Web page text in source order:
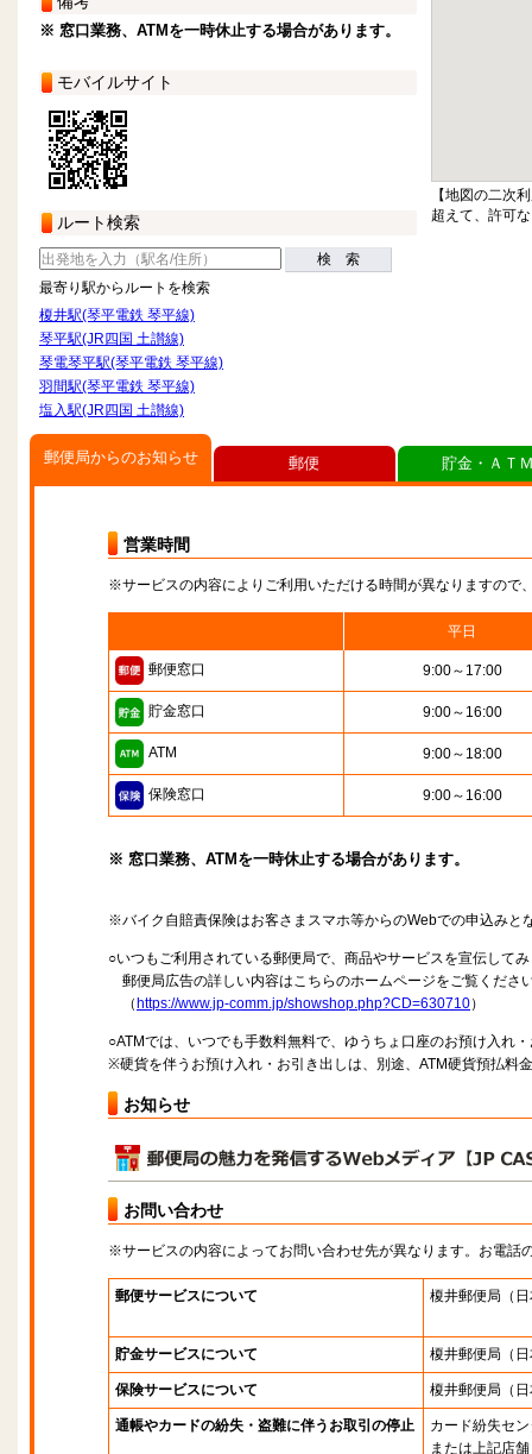
※ 窓口業務、ATMを一時休止する場合があります。
モバイルサイト
ルート検索
検 索
最寄り駅からルートを検索
榎井駅(琴平電鉄 琴平線)
琴平駅(JR四国 土讃線)
琴電琴平駅(琴平電鉄 琴平線)
羽間駅(琴平電鉄 琴平線)
塩入駅(JR四国 土讃線)
【地図の二次
超えて、許可
郵便局からのお知らせ
営業時間
※サービスの内容によりご利用いただける時間が異なりますので
平日
郵便窓口 9:00～17:00
貯金窓口 9:00～16:00
ATM 9:00～18:00
保険窓口 9:00～16:00
※ 窓口業務、ATMを一時休止する場合があります。
※バイク自賠責保険はお客さまスマホ等からのWebでの申込みと
○いつもご利用されている郵便局で、商品やサービスを宣伝して
郵便局広告の詳しい内容はこちらのホームページをご覧くださ
（ https://www.jp-comm.jp/showshop.php?CD=630710）
○ATMでは、いつでも手数料無料で、ゆうちょ口座のお預け入れ
※硬貨を伴うお預け入れ・お引き出しは、別途、ATM硬貨預払料
お知らせ
お問い合わせ
※サービスの内容によってお問い合わせ先が異なります。お電話
郵便サービスについて 榎井郵便局 （
貯金サービスについて 榎井郵便局 （
保険サービスについて 榎井郵便局 （
通帳やカードの紛失・盗難に伴うお取引の停止
カード紛失セ
または上記店舗
郵便 貯金・ＡＴ